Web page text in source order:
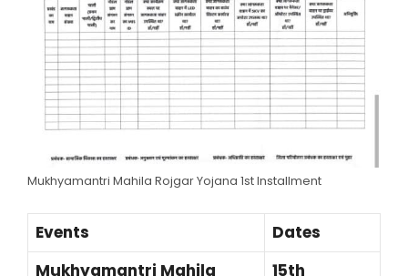
Mukhyamantri Mahila Rojgar Yojana 1st Installment
Events
Dates
Mukhyamantri Mahila
15th